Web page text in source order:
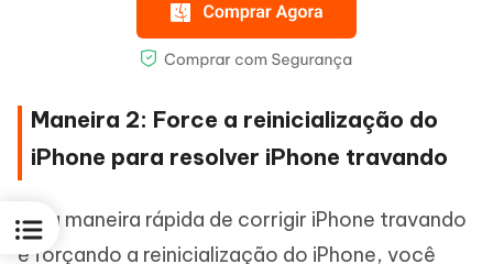
Maneira 2: Force a reinicialização do
iPhone para resolver iPhone travando
Uma maneira rápida de corrigir iPhone travando
é forçando a reinicialização do iPhone, você